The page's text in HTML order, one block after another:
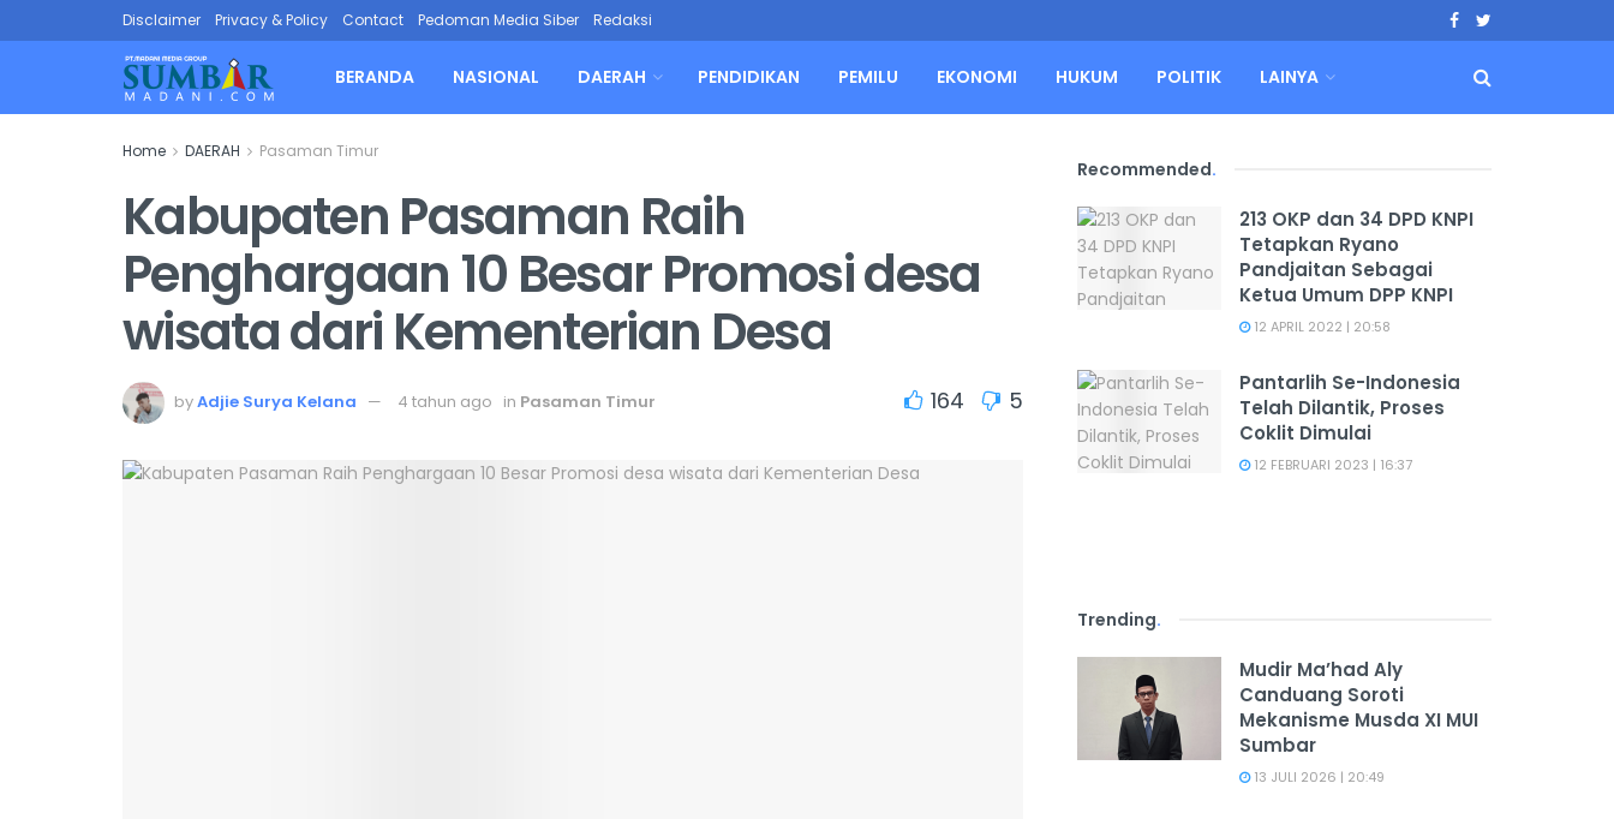
Disclaimer Privacy & Policy Contact Pedoman Media Siber Redaksi
BERANDA NASIONAL DAERAH PENDIDIKAN PEMILU EKONOMI HUKUM POLITIK LAINYA
Home DAERAH Pasaman Timur
Kabupaten Pasaman Raih
Penghargaan 10 Besar Promosi desa
wisata dari Kementerian Desa
byAdjie Surya Kelana 4 tahun ago in Pasaman Timur 164 5
Recommended.
213 OKP dan 34 DPD KNPI
Tetapkan Ryano
Pandjaitan Sebagai
Ketua Umum DPP KNPI
12 APRIL 2022 | 20:58
Pantarlih Se-Indonesia
Telah Dilantik, Proses
Coklit Dimulai
12 FEBRUARI 2023 | 16:37
Trending.
Mudir Ma’had Aly
Canduang Soroti
Mekanisme Musda XI MUI
Sumbar
13 JULI 2026 | 20:49